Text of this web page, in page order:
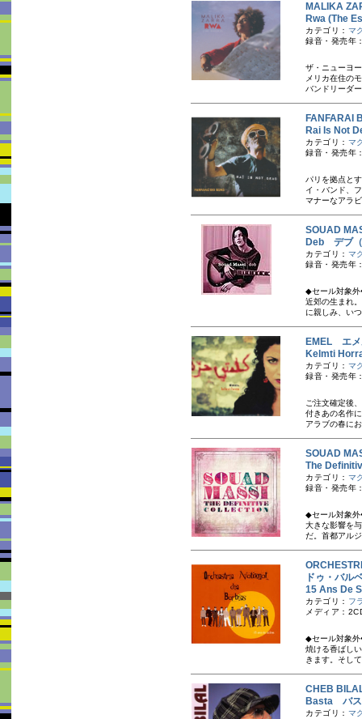
MALIKA
Rwa (The
カテゴリ： マ
録音・発売年
ザ・ニューヨ
メリカ在住の
バンドリーダ
FANFARAI
Rai Is Not
カテゴリ： マ
録音・発売年
パリを拠点と
イ・バンド、
マナーなアラ
SOUAD
Deb デブ（
カテゴリ： マ
録音・発売年
◆セール対象
近郊の生まれ
に親しみ、い
EMEL エメ
Kelmti
カテゴリ： マ
録音・発売
ご注文確定後
付き あの名作
アラブの春に
SOUAD
The
カテゴリ： マ
録音・発売
◆セール対象
大きな影響を
だ。首都アル
ドゥ・バル
15 Ans De
カテゴリ： フ
メディア：
◆セール対象外
焼ける香ばし
きます。そし
CHEB
Basta バ
カテゴリ： マ